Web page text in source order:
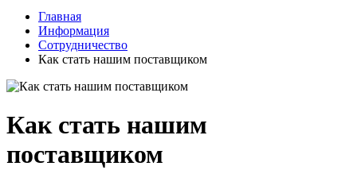
Главная
Информация
Сотрудничество
Как стать нашим поставщиком
Как стать нашим
поставщиком